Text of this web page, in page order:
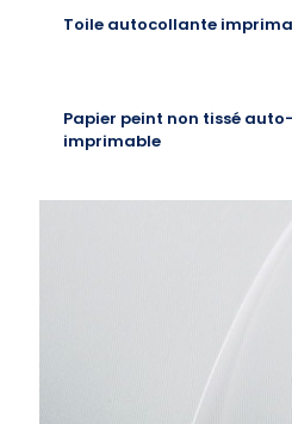
Toile autocollante
Papier peint non tissé
imprimable